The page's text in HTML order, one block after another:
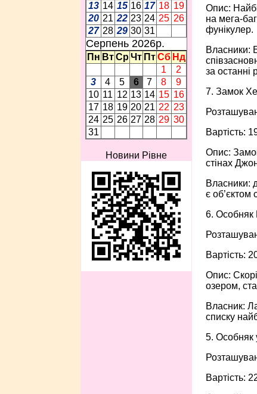
13 14 15 16 17 18 19
20 21 22 23 24 25 26
27 28 29 30 31
Серпень 2026p.
Пн Вт Ср Чт Пт Сб Нд
1
2
3
4 5 6 7 8
9
10 11 12 13 14 15 16
17 18 19 20 21 22 23
24 25 26 27 28 29 30
31
Новини Рівне
Опис:
на мега-
фунікулер.
Власники:
за останні
7. Замок
Вартість:
Опис:
стінах
Власники:
є об’єктом
6. Особняк
Вартість:
Опис:
озером,
Власник:
списку
5. Особняк
Вартість: